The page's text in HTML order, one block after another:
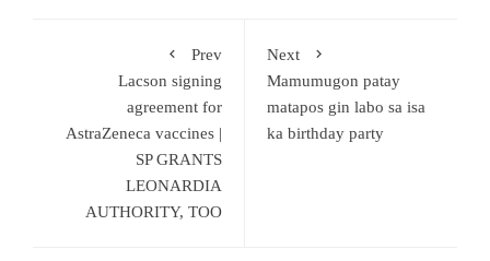
Prev
Lacson signing
agreement for
AstraZeneca vaccines |
SP GRANTS
LEONARDIA
AUTHORITY, TOO
Next
Mamumugon patay
matapos gin labo sa isa
ka birthday party